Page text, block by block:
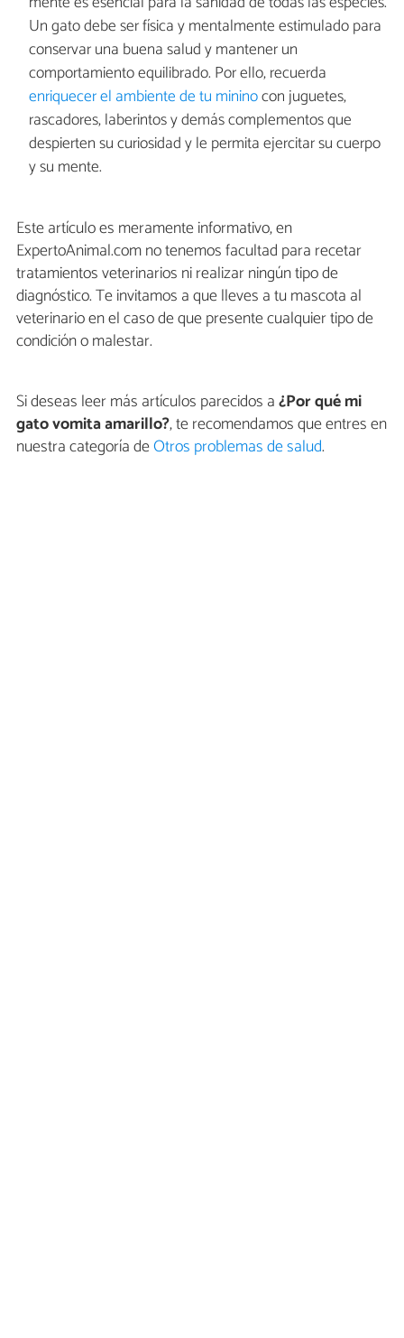
Un gato debe ser física y mentalmente estimulado para
conservar una buena salud y mantener un
comportamiento equilibrado. Por ello, recuerda
enriquecer el ambiente de tu mininocon juguetes,
rascadores, laberintos y demás complementos que
despierten su curiosidad y le permita ejercitar su cuerpo
y su mente.
Este artículo es meramente informativo, en
ExpertoAnimal.com no tenemos facultad para recetar
tratamientos veterinarios ni realizar ningún tipo de
diagnóstico. Te invitamos a que lleves a tu mascota al
veterinario en el caso de que presente cualquier tipo de
condición o malestar.
Si deseas leer más artículos parecidos a¿Por qué mi
gato vomita amarillo?, te recomendamos que entres en
nuestra categoría deOtros problemas de salud.